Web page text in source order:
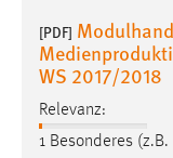
[PDF]
WS 2017/2018
Relevanz:
1 Besonderes